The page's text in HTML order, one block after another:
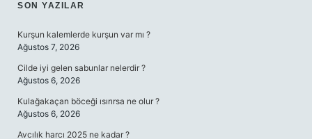
SIDEBAR
SON YAZILAR
Kurşun kalemlerde kurşun var mı ?
Ağustos 7, 2026
Cilde iyi gelen sabunlar nelerdir ?
Ağustos 6, 2026
Kulağakaçan böceği ısırırsa ne olur ?
Ağustos 6, 2026
Avcılık harcı 2025 ne kadar ?